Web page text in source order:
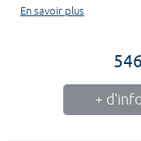
En savoir plus
+